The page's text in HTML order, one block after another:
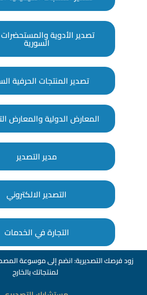
تصدير الأدوية والمستحضرات
السورية
تصدير المنتجات الحرفية
المعارض الدولية والمعارض
مدير التصدير
التصدير الالكتروني
التجارة في الخدمات
زود فرصك التصديرية: انضم إلى موسوعة
لمنتجاتك بالخارج